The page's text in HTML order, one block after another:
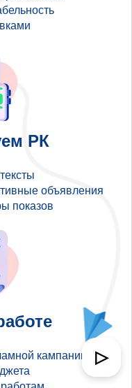
РК
объявления
показов
кампании
▷